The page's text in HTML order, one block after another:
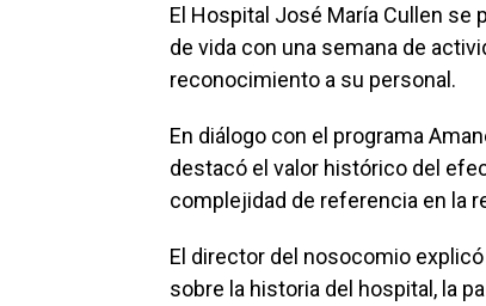
El Hospital José María Cullen se
de vida con una semana de
reconocimiento a su personal.
En diálogo con el programa
destacó el valor histórico del
complejidad de referencia en la
El director del nosocomio
sobre la historia del hospital, la